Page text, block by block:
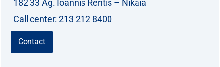
182 33 Ag. Ioannis Rentis – Nikaia
Call center: 213 212 8400
Contact